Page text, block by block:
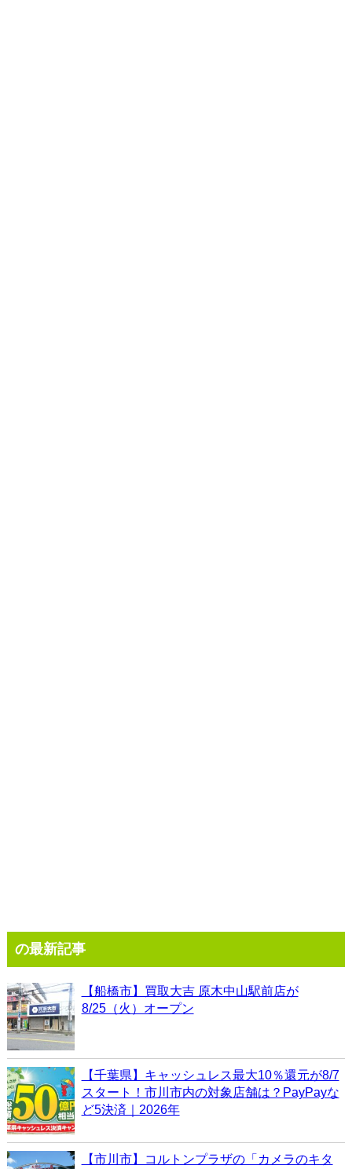
の最新記事
【船橋市】買取大吉 原木中山駅前店が
8/25（火）オープン
【千葉県】キャッシュレス最大10％還元が8/7
スタート！市川市内の対象店舗は？PayPayな
ど5決済｜2026年
【市川市】コルトンプラザの「カメラのキタ